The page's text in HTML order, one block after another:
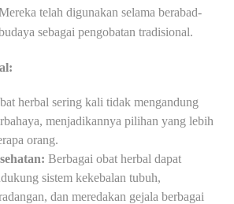
telah digunakan selama berabad-
sebagai pengobatan tradisional.
herbal sering kali tidak mengandung
menjadikannya pilihan yang lebih
orang.
Berbagai obat herbal dapat
sistem kekebalan tubuh,
dan meredakan gejala berbagai